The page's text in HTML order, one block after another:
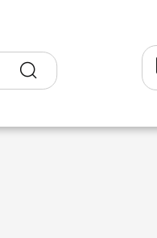
Ricerca